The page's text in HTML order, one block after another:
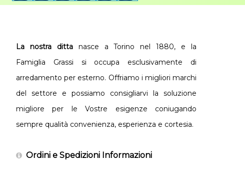
La nostra dittanasce a Torino nel 1880, e la
Famiglia Grassi si occupa esclusivamente di
arredamento per esterno. Offriamo i migliori marchi
del settore e possiamo consigliarvi la soluzione
migliore per le Vostre esigenze coniugando
sempre qualità convenienza, esperienza e cortesia.
Ordini e Spedizioni Informazioni